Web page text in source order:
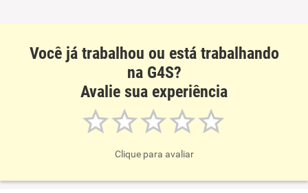
Você já trabalhou ou está trabalhando
na G4S?
Avalie sua experiência
Clique para avaliar